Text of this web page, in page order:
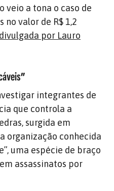
veio a tona o caso de
valor de R$ 1,2
divulgada por Lauro
integrantes de
que controla a
surgida em
organização conhecida
uma espécie de braço
assassinatos por